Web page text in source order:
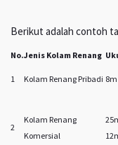
Berikut adalah contoh
No.Jenis Kolam Renang
1 Kolam Renang Pribadi
2
Kolam Renang
Komersial